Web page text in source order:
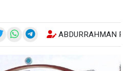
ABDURRAHMAN